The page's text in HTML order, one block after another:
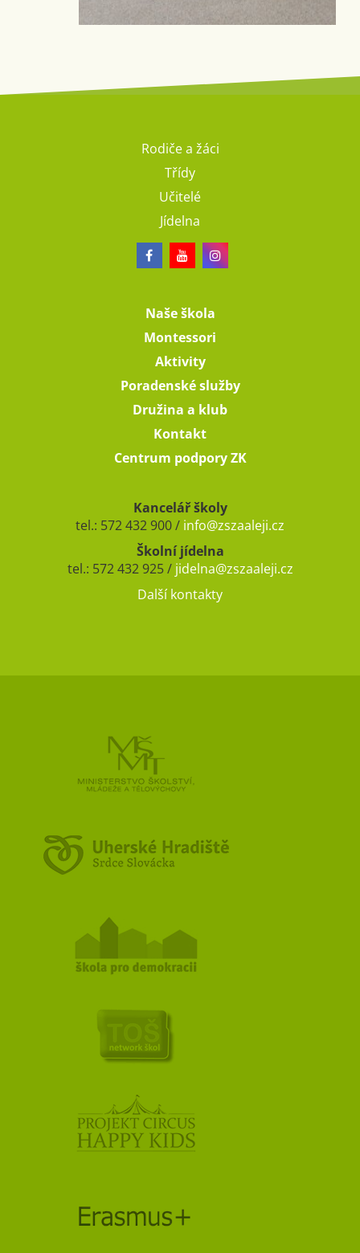
Rodiče a žáci
Třídy
Učitelé
Jídelna
Naše škola
Montessori
Aktivity
Poradenské služby
Družina a klub
Kontakt
Centrum podpory ZK
Kancelář školy
tel.: 572 432 900 / info@zszaaleji.cz
Školní jídelna
tel.: 572 432 925 / jidelna@zszaaleji.cz
Další kontakty